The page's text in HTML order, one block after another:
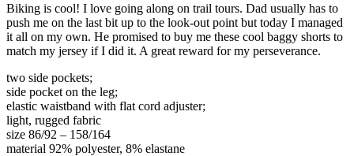
Biking is cool! I love going along on trail tours. Dad usually has to
push me on the last bit up to the look-out point but today I managed
it all on my own. He promised to buy me these cool baggy shorts to
match my jersey if I did it. A great reward for my perseverance.
two side pockets;
side pocket on the leg;
elastic waistband with flat cord adjuster;
light, rugged fabric
size 86/92 – 158/164
material 92% polyester, 8% elastane